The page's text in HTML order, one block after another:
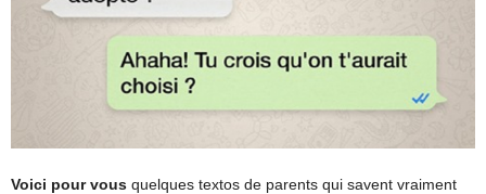
Voici pour vous quelques textos de parents qui savent vraiment